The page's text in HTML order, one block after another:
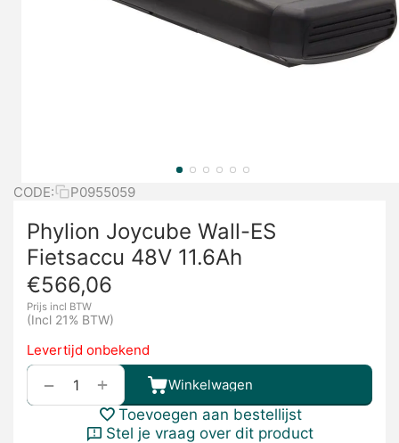
CODE: P0955059
Phylion Joycube Wall-ES
Fietsaccu 48V 11.6Ah
€566,06
Prijs incl BTW
(Incl 21% BTW)
Levertijd onbekend
+
− Winkelwagen
Toevoegen aan bestellijst
Stel je vraag over dit product